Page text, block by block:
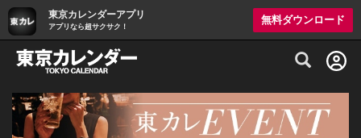
東京カレンダーアプリ
アプリなら超サクサク！
無料ダウンロード
グルメ情報・プレミアムレストラン予約